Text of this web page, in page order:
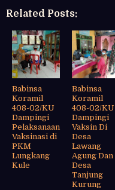
Related Posts:
Babinsa
Koramil
408-02/KU
Dampingi
Pelaksanaan
Vaksinasi di
PKM
Lungkang
Kule
Babinsa
Koramil
408-02/KU
Dampingi
Vaksin Di
Desa
Lawang
Agung Dan
Desa
Tanjung
Kurung